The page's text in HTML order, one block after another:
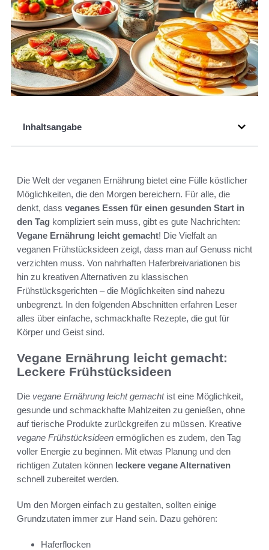
Inhaltsangabe
Die Welt der veganen Ernährung bietet eine Fülle köstlicher
Möglichkeiten, die den Morgen bereichern. Für alle, die
denkt, dass veganes Essen für einen gesunden Start in
den Tag kompliziert sein muss, gibt es gute Nachrichten:
Vegane Ernährung leicht gemacht! Die Vielfalt an
veganen Frühstücksideen zeigt, dass man auf Genuss nicht
verzichten muss. Von nahrhaften Haferbreivariationen bis
hin zu kreativen Alternativen zu klassischen
Frühstücksgerichten – die Möglichkeiten sind nahezu
unbegrenzt. In den folgenden Abschnitten erfahren Leser
alles über einfache, schmackhafte Rezepte, die gut für
Körper und Geist sind.
Vegane Ernährung leicht gemacht:
Leckere Frühstücksideen
Die vegane Ernährung leicht gemachtist eine Möglichkeit,
gesunde und schmackhafte Mahlzeiten zu genießen, ohne
auf tierische Produkte zurückgreifen zu müssen. Kreative
vegane Frühstücksideen ermöglichen es zudem, den Tag
voller Energie zu beginnen. Mit etwas Planung und den
richtigen Zutaten können leckere vegane Alternativen
schnell zubereitet werden.
Um den Morgen einfach zu gestalten, sollten einige
Grundzutaten immer zur Hand sein. Dazu gehören:
Haferflocken